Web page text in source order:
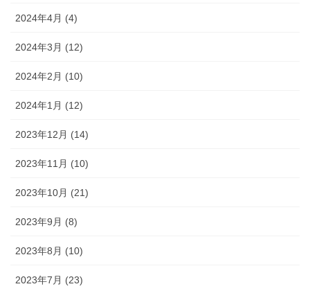
2024年4月 (4)
2024年3月 (12)
2024年2月 (10)
2024年1月 (12)
2023年12月 (14)
2023年11月 (10)
2023年10月 (21)
2023年9月 (8)
2023年8月 (10)
2023年7月 (23)